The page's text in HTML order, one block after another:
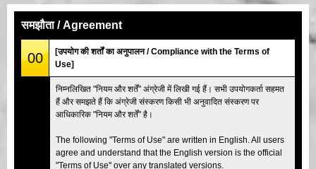
टोक्यो शिनागावा #1
टोक्यो अकीहबारा#2
टोक्यो शिबुया एनेक्स टोक्यो बे
टोक्यो असाकुसा
ओकिनावा
समझौता / Agreement
00
[उपयोग की शर्तों का अनुपालन / Compliance with the Terms of
Use]
निम्नलिखित "नियम और शर्तें" अंग्रेजी में लिखी गई हैं। सभी उपयोगकर्ता सहमत
हैं और समझते हैं कि अंग्रेजी संस्करण किसी भी अनुवादित संस्करण पर
आधिकारिक "नियम और शर्तें" है।
The following "Terms of Use" are written in English. All users
agree and understand that the English version is the official
"Terms of Use" over any translated versions.